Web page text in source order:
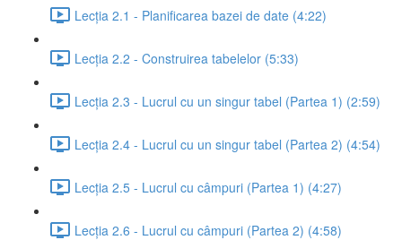
Lecția 2.1 - Planificarea bazei de date (4:22)
Lecția 2.2 - Construirea tabelelor (5:33)
Lecția 2.3 - Lucrul cu un singur tabel (Partea 1) (2:59)
Lecția 2.4 - Lucrul cu un singur tabel (Partea 2) (4:54)
Lecția 2.5 - Lucrul cu câmpuri (Partea 1) (4:27)
Lecția 2.6 - Lucrul cu câmpuri (Partea 2) (4:58)